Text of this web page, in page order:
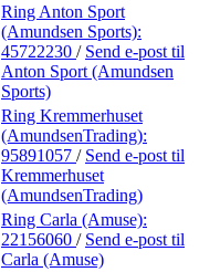
Ring Anton Sport
(Amundsen Sports):
45722230 / Send e-post til
Anton Sport (Amundsen
Sports)
Ring Kremmerhuset
(AmundsenTrading):
95891057 / Send e-post til
Kremmerhuset
(AmundsenTrading)
Ring Carla (Amuse):
22156060 / Send e-post til
Carla (Amuse)